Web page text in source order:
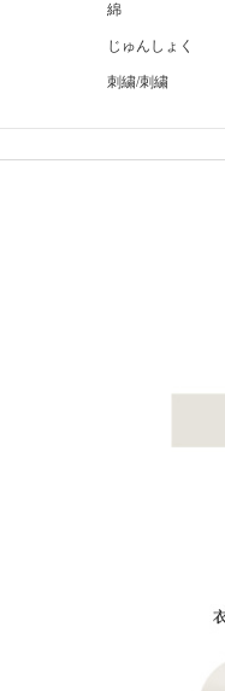
綿
じゅんしょく
刺繍/刺繍